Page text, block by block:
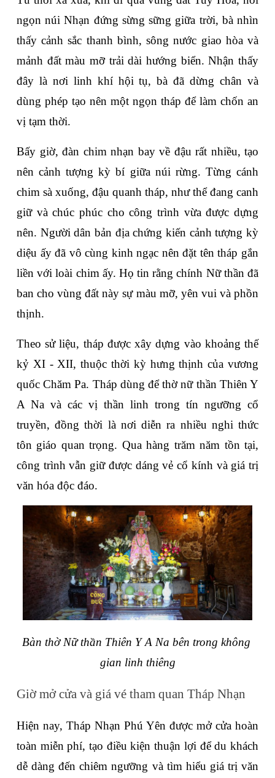
ngọn núi Nhạn đứng sừng sững giữa trời, bà nhìn
thấy cảnh sắc thanh bình, sông nước giao hòa và
mảnh đất màu mỡ trải dài hướng biển. Nhận thấy
đây là nơi linh khí hội tụ, bà đã dừng chân và
dùng phép tạo nên một ngọn tháp để làm chốn an
vị tạm thời.
Bấy giờ, đàn chim nhạn bay về đậu rất nhiều, tạo
nên cảnh tượng kỳ bí giữa núi rừng. Từng cánh
chim sà xuống, đậu quanh tháp, như thể đang canh
giữ và chúc phúc cho công trình vừa được dựng
nên. Người dân bản địa chứng kiến cảnh tượng kỳ
diệu ấy đã vô cùng kinh ngạc nên đặt tên tháp gắn
liền với loài chim ấy. Họ tin rằng chính Nữ thần đã
ban cho vùng đất này sự màu mỡ, yên vui và phồn
thịnh.
Theo sử liệu, tháp được xây dựng vào khoảng thế
kỷ XI - XII, thuộc thời kỳ hưng thịnh của vương
quốc Chăm Pa. Tháp dùng để thờ nữ thần Thiên Y
A Na và các vị thần linh trong tín ngưỡng cổ
truyền, đồng thời là nơi diễn ra nhiều nghi thức
tôn giáo quan trọng. Qua hàng trăm năm tồn tại,
công trình vẫn giữ được dáng vẻ cổ kính và giá trị
văn hóa độc đáo.
Bàn thờ Nữ thần Thiên Y A Na bên trong không
gian linh thiêng
Giờ mở cửa và giá vé tham quan Tháp Nhạn
Hiện nay, Tháp Nhạn Phú Yên được mở cửa hoàn
toàn miễn phí, tạo điều kiện thuận lợi để du khách
dễ dàng đến chiêm ngưỡng và tìm hiểu giá trị văn